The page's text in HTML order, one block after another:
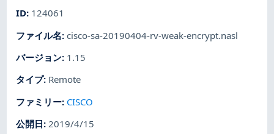
ID: 124061
ファイル名:cisco-sa-20190404-rv-weak-encrypt.nasl
バージョン: 1.15
タイプ: Remote
ファミリー: CISCO
公開日: 2019/4/15